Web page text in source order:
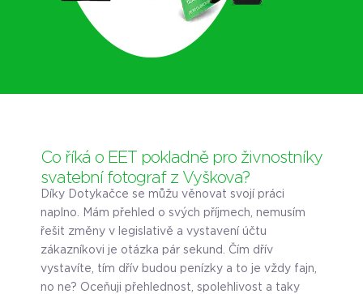
Co říká o EET pokladně pro živnostníky
svatební fotograf z Vyškova?
Díky Dotykačce se můžu věnovat svojí práci
naplno. Mám přehled o svých příjmech, nemusím
řešit změny v legislativě a vystavení účtu
zákazníkovi je otázka pár sekund. Čím dřív
vystavíte, tím dřív budou penízky a to je vždy fajn,
no ne? Oceňuji přehlednost, spolehlivost a taky